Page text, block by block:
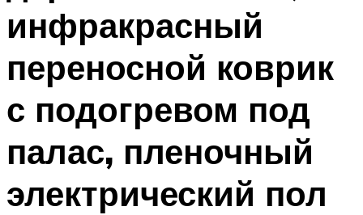
инфракрасный
переносной коврик
с подогревом под
палас, пленочный
электрический пол